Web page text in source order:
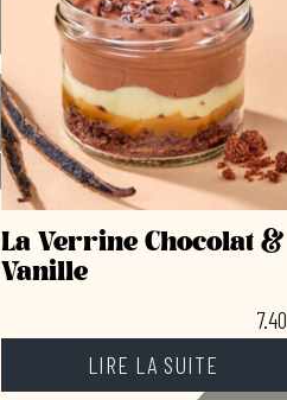
La Verrine Chocolat &
Vanille
7.40
LIRE LA SUITE